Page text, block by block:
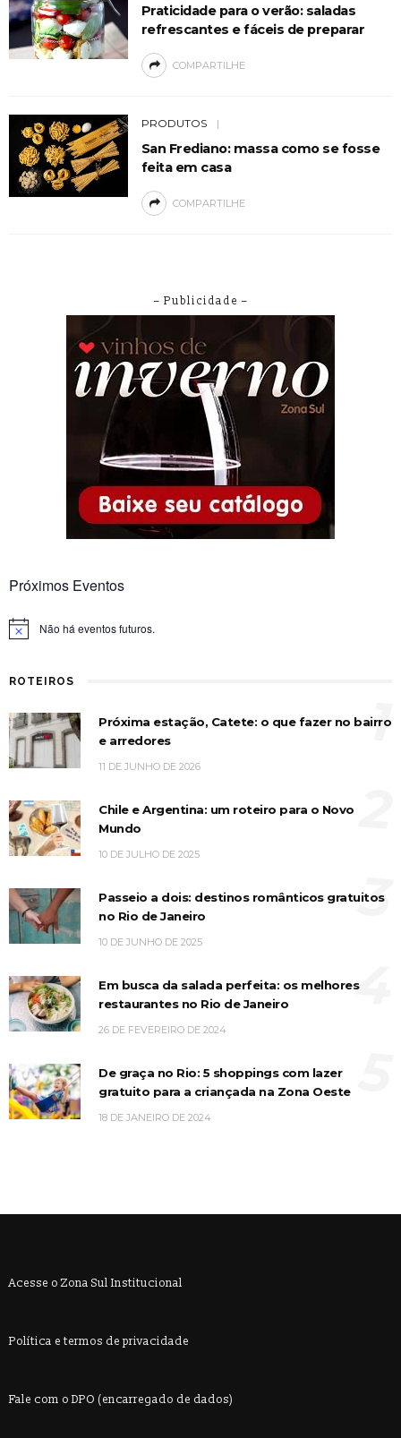
Praticidade para o verão: saladas
refrescantes e fáceis de preparar
COMPARTILHE
PRODUTOS
San Frediano: massa como se fosse
feita em casa
COMPARTILHE
– Publicidade –
Próximos Eventos
Notice Não há eventos futuros.
ROTEIROS
Próxima estação, Catete: o que fazer no bairro
e arredores
11 DE JUNHO DE 2026
1
Chile e Argentina: um roteiro para o Novo
Mundo
10 DE JULHO DE 2025
Passeio a dois: destinos românticos gratuitos
no Rio de Janeiro
10 DE JUNHO DE 2025
3
Em busca da salada perfeita: os melhores
restaurantes no Rio de Janeiro
26 DE FEVEREIRO DE 2024
4
De graça no Rio: 5 shoppings com lazer
gratuito para a criançada na Zona Oeste
18 DE JANEIRO DE 2024
Acesse o Zona Sul Institucional
Política e termos de privacidade
Fale com o DPO (encarregado de dados)